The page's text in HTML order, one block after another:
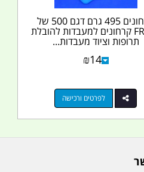
קרחונים 495 גרם דגם 500 של
FRIZIT קרחונים למעבדות להובלת
תרופות וציוד מעבדות...
₪14
לפרטים ורכישה